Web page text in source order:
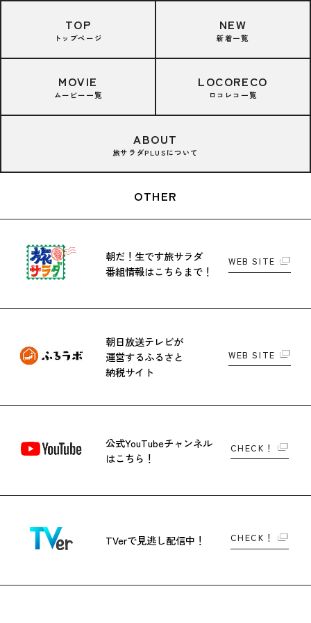
TOP
トップページ
NEW
新着一覧
MOVIE
ムービー一覧
LOCORECO
ロコレコ一覧
ABOUT
旅サラダPLUSについて
OTHER
朝だ！生です旅サラダ
番組情報はこちらまで！
WEB SITE
朝日放送テレビが
運営するふるさと
納税サイト
WEB SITE
公式YouTubeチャンネル
はこちら！
CHECK！
TVerで見逃し配信中！ CHECK！